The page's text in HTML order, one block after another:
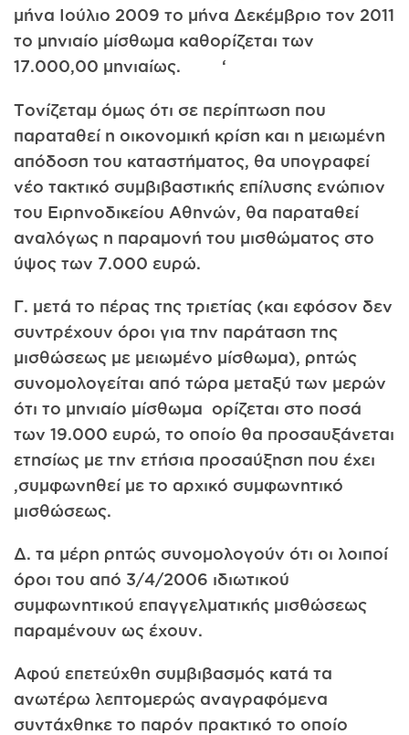
μήνα Ιούλιο 2009 το μήνα Δεκέμβριο τον 2011
το μηνιαίο μίσθωμα καθορίζεται των
17.000,00 μηνιαίως. ‘
Tονίζεταμ όμως ότι σε περίπτωση που
παραταθεί η οικονομική κρίση και η μειωμένη
απόδοση του καταστήματος, θα υπογραφεί
νέο τακτικό συμβιβαστικής επίλυσης ενώπιον
του Ειρηνοδικείου Αθηνών, θα παραταθεί
αναλόγως η παραμονή του μισθώματος στο
ύψος των 7.000 ευρώ.
Γ. μετά το πέρας της τριετίας (και εφόσον δεν
συντρέχουν όροι για την παράταση της
μισθώσεως με μειωμένο μίσθωμα), ρητώς
συνομολογείται από τώρα μεταξύ των μερών
ότι το μηνιαίο μίσθωμα ορίζεται στο ποσά
των 19.000 ευρώ, το οποίο θα προσαυξάνεται
ετησίως με την ετήσια προσαύξηση που έχει
,συμφωνηθεί με το αρχικό συμφωνητικό
μισθώσεως.
Δ. τα μέρη ρητώς συνομολογούν ότι οι λοιποί
όροι του από 3/4/2006 ιδιωτικού
συμφωνητικού επαγγελματικής μισθώσεως
παραμένουν ως έχουν.
Αφού επετεύχθη συμβιβασμός κατά τα
ανωτέρω λεπτομερώς αναγραφόμενα
συντάχθηκε το παρόν πρακτικό το οποίο